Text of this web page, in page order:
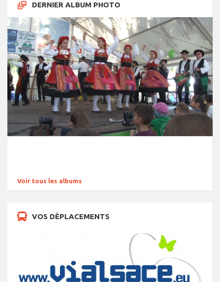
DERNIER ALBUM PHOTO
Voir tous les albums
VOS DÉPLACEMENTS